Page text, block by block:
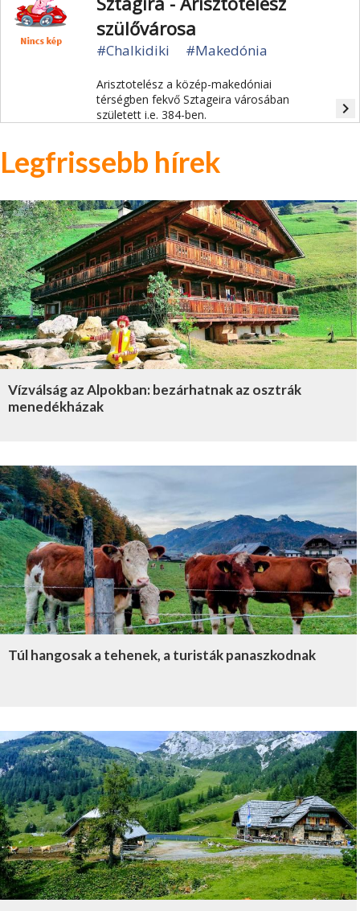
szülővárosa
#Chalkidiki #Makedónia
Arisztotelész a közép-makedóniai
térségben fekvő Sztageira városában
született i.e. 384-ben.
navigate_next
Legfrissebb hírek
Vízválság az Alpokban: bezárhatnak az osztrák
menedékházak
Túl hangosak a tehenek, a turisták panaszkodnak